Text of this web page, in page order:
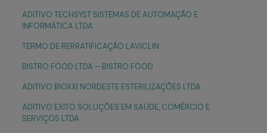
ADITIVO TECHSYST SISTEMAS DE AUTOMAÇÃO E
INFORMÁTICA LTDA
TERMO DE RERRATIFICAÇÃO LAVICLIN
BISTRO FOOD LTDA – BISTRO FOOD
ADITIVO BIOXXI NORDESTE ESTERILIZAÇÕES LTDA
ADITIVO EXITO SOLUÇÕES EM SAÚDE, COMÉRCIO E
SERVIÇOS LTDA